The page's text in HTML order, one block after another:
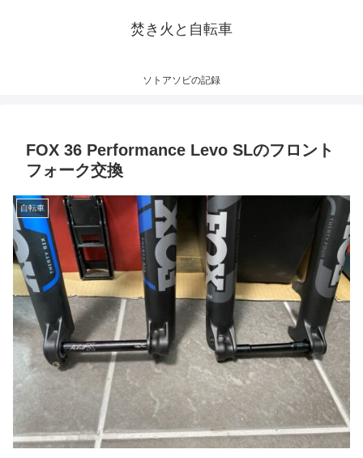
焚き火と自転車
ソトアソビの記録
FOX 36 Performance Levo SLのフロント
フォーク交換
自転車